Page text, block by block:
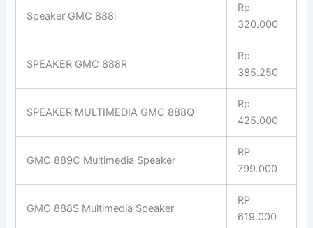
Speaker GMC 888i
Rp
320.000
SPEAKER GMC 888R
Rp
385.250
SPEAKER MULTIMEDIA GMC 888Q
Rp
425.000
GMC 889C Multimedia Speaker
RP
799.000
GMC 888S Multimedia Speaker
RP
619.000